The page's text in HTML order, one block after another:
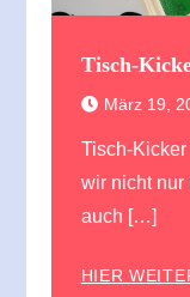
Tisch-
März 19,
Tisch-
wir nicht nur
auch […]
HIER